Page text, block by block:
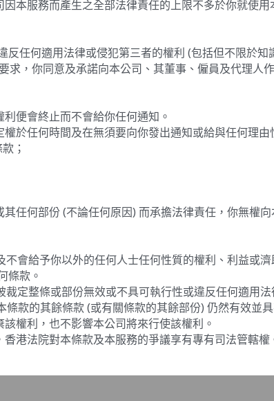
任何適用法律或侵犯第三者的權利 (包括但不限於知
求，你同意及承諾向本公司、其董事、僱員及代理人
便會終止而不會給你任何通知。
於任何時間及在無須要向你發出通知或給與任何理由
；
任何部份 (不論任何原因) 而承擔法律責任，你無權向
會給予你以外的任何人士任何性質的權利、利益或
條款。
定整條或部份無效或不具可執行性或違反任何適用
款的其餘條款 (或有關條款的其餘部份) 仍然有效並
權利，也不影響本公司將來行使該權利。
港法院對本條款及本服務的爭議享有專有司法管轄權。